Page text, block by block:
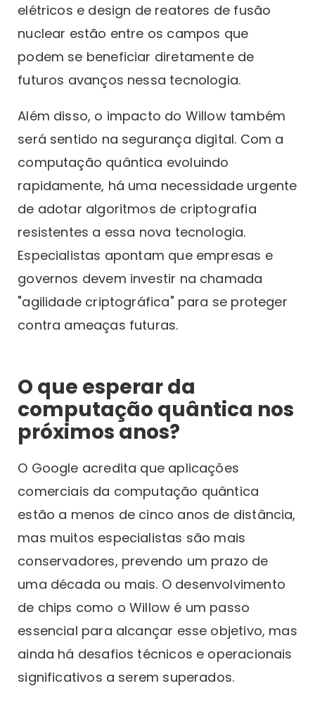
elétricos e design de reatores de fusão
nuclear estão entre os campos que
podem se beneficiar diretamente de
futuros avanços nessa tecnologia.
Além disso, o impacto do Willow também
será sentido na segurança digital. Com a
computação quântica evoluindo
rapidamente, há uma necessidade urgente
de adotar algoritmos de criptografia
resistentes a essa nova tecnologia.
Especialistas apontam que empresas e
governos devem investir na chamada
"agilidade criptográfica" para se proteger
contra ameaças futuras.
O que esperar da
computação quântica nos
próximos anos?
O Google acredita que aplicações
comerciais da computação quântica
estão a menos de cinco anos de distância,
mas muitos especialistas são mais
conservadores, prevendo um prazo de
uma década ou mais. O desenvolvimento
de chips como o Willow é um passo
essencial para alcançar esse objetivo, mas
ainda há desafios técnicos e operacionais
significativos a serem superados.